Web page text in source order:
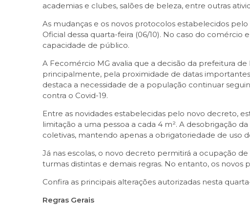
academias e clubes, salões de beleza, entre outras
As mudanças e os novos protocolos estabelecidos
Oficial dessa quarta-feira (06/10). No caso do
capacidade de público.
A Fecomércio MG avalia que a decisão da prefeitura
principalmente, pela proximidade de datas
destaca a necessidade de a população continuar
contra o Covid-19.
Entre as novidades estabelecidas pelo novo decreto,
limitação a uma pessoa a cada 4 m². A desobrigação
coletivas, mantendo apenas a obrigatoriedade de uso
Já nas escolas, o novo decreto permitirá a ocupação
turmas distintas e demais regras. No entanto, os
Confira as principais alterações autorizadas nesta
Regras Gerais